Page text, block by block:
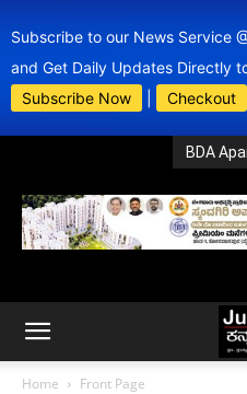
Subscribe to our News Service
and Get Daily Updates Directly
Subscribe Now
Checkout
BDA
Home Front Page